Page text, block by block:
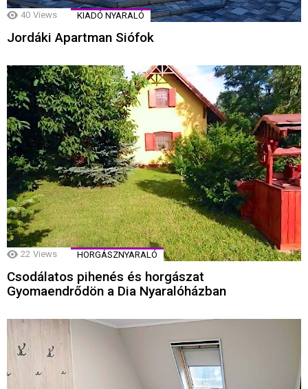
40 Views KIADÓ NYARALÓ
Jordáki Apartman Siófok
22 Views HORGÁSZNYARALÓ
Csodálatos pihenés és horgászat
Gyomaendrődön a Dia Nyaralóházban